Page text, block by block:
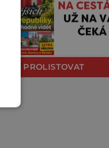
PROLISTOVAT